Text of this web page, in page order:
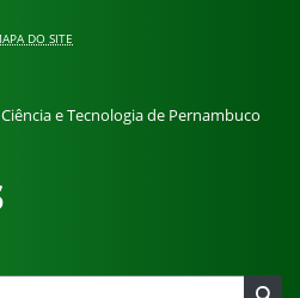
DO SITE
e Tecnologia de Pernambuco